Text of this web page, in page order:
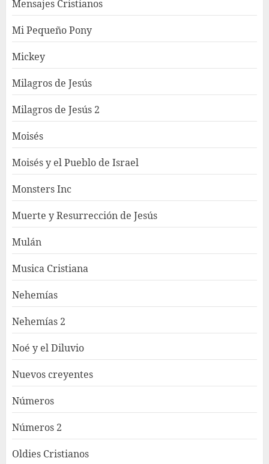
Mensajes Cristianos
Mi Pequeño Pony
Mickey
Milagros de Jesús
Milagros de Jesús 2
Moisés
Moisés y el Pueblo de Israel
Monsters Inc
Muerte y Resurrección de Jesús
Mulán
Musica Cristiana
Nehemías
Nehemías 2
Noé y el Diluvio
Nuevos creyentes
Números
Números 2
Oldies Cristianos